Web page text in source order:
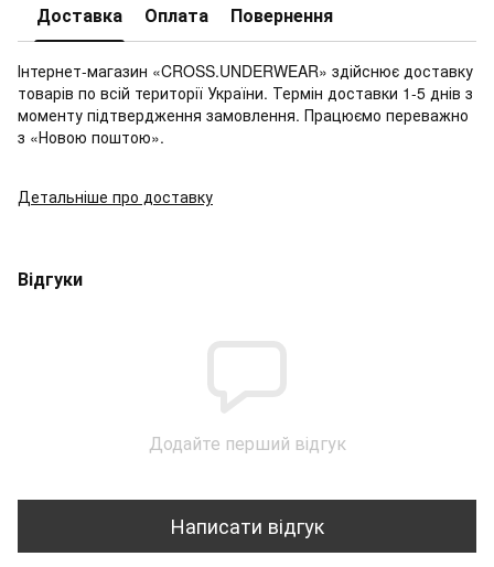
Доставка Оплата Повернення
Інтернет-магазин «CROSS.UNDERWEAR» здійснює доставку
товарів по всій території України. Термін доставки 1-5 днів з
моменту підтвердження замовлення. Працюємо переважно
з «Новою поштою».
Детальніше про доставку
Відгуки
Додайте перший відгук
Написати відгук